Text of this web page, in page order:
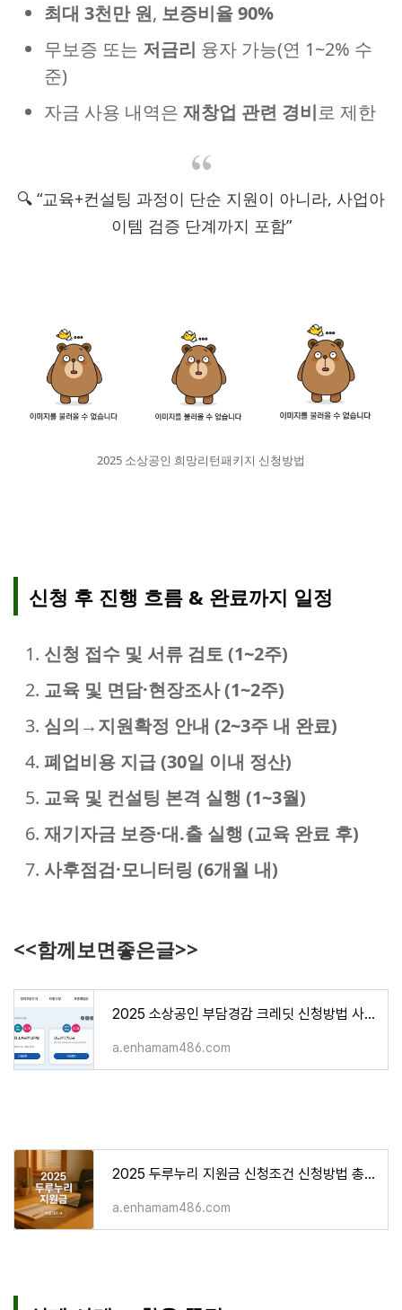
최대 3천만 원, 보증비율 90%
무보증 또는 저금리 융자 가능(연 1~2% 수
준)
자금 사용 내역은 재창업 관련 경비로 제한
🔍 “교육+컨설팅 과정이 단순 지원이 아니라, 사업아
이템 검증 단계까지 포함”
2025 소상공인 희망리턴패키지 신청방법
신청 후 진행 흐름 & 완료까지 일정
신청 접수 및 서류 검토 (1~2주)
교육 및 면담·현장조사 (1~2주)
심의→지원확정 안내 (2~3주 내 완료)
폐업비용 지급 (30일 이내 정산)
교육 및 컨설팅 본격 실행 (1~3월)
재기자금 보증·대.출 실행 (교육 완료 후)
사후점검·모니터링 (6개월 내)
<<함께보면좋은글>>
2025 소상공인 부담경감 크레딧 신청방법 사용처 총정리
a.enhamam486.com
2025 두루누리 지원금 신청조건 신청방법 총정리
a.enhamam486.com